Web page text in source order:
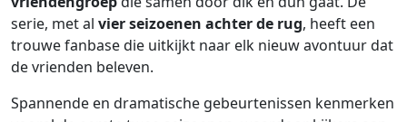
serie, met al vier seizoenen achter de rug, heeft een
trouwe fanbase die uitkijkt naar elk nieuw avontuur dat
de vrienden beleven.
Spannende en dramatische gebeurtenissen kenmerken